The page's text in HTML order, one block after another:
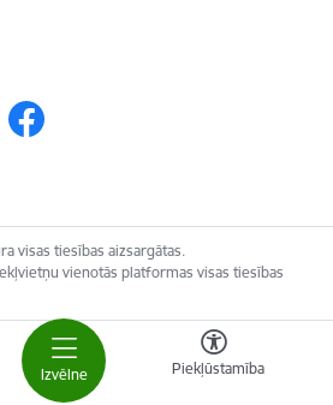
Izvēlne Piekļūstamība
visas tiesības aizsargātas.
vienotās platformas visas tiesības